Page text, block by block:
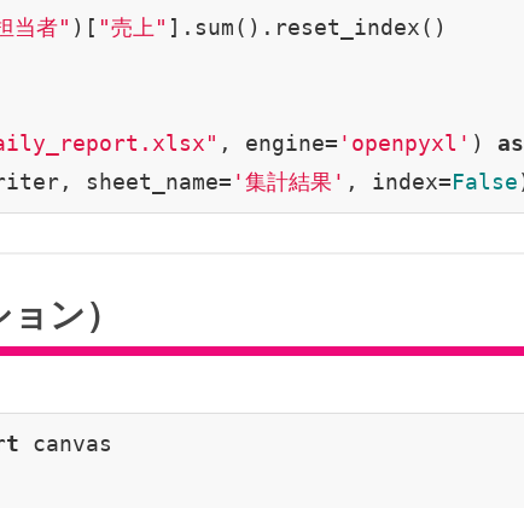
当者" )[ "売上" ].sum().reset_index()
, engine= 'openpyxl' ) as
sheet_name=
'集計結果' , index=False
ン）
canvas